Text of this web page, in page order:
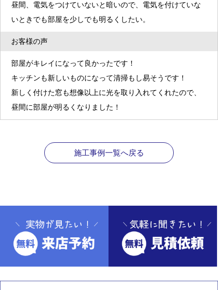
昼間、電気をつけていないと暗いので、電気を付けていな
いときでも部屋を少しでも明るくしたい。
お客様の声
部屋がキレイになって良かったです！
キッチンも新しいものになって清掃もし易そうです！
新しく付けた窓も想像以上に光を取り入れてくれたので、
昼間に部屋が明るくなりました！
施工事例一覧へ戻る